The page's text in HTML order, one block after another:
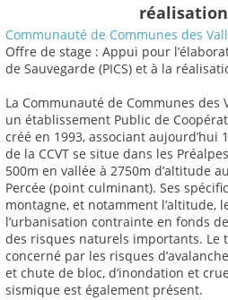
réalisation
Communauté de Communes des
Offre de stage : Appui pour
de Sauvegarde (PICS) et à la
La Communauté de Communes des
un établissement Public de
créé en 1993, associant aujourd’hui
de la CCVT se situe dans les
500m en vallée à 2750m d’altitude
Percée (point culminant). Ses
montagne, et notamment l’altitude,
l’urbanisation contrainte en fonds
des risques naturels importants.
concerné par les risques
et chute de bloc, d’inondation et
sismique est également présent.